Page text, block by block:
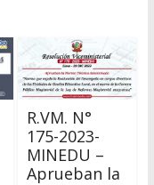
R.VM. N°
175-2023-
MINEDU –
Aprueban la